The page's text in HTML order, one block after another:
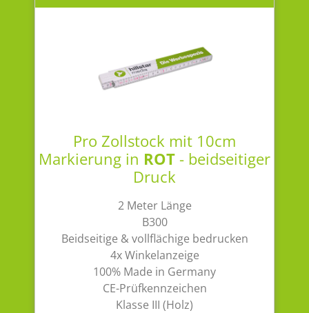
Pro Zollstock mit 10cm
Markierung in ROT- beidseitiger
Druck
2 Meter Länge
B300
Beidseitige & vollflächige bedrucken
4x Winkelanzeige
100% Made in Germany
CE-Prüfkennzeichen
Klasse III (Holz)